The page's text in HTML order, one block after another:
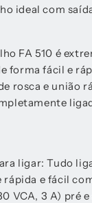
ideal com
FA 510 é
forma fácil e
rosca e união
ligar: Tudo
e fácil
VCA, 3 A) pré